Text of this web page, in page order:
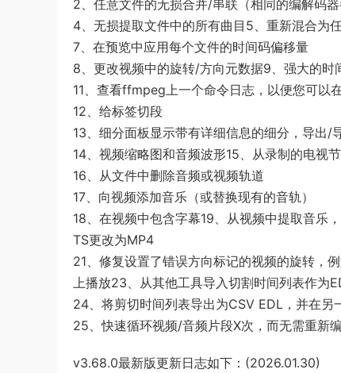
2、任意文件的无损合并/串联（相同的编解码
4、无损提取文件中的所有曲目5、重新混合为
7、在预览中应用每个文件的时间码偏移量
8、更改视频中的旋转/方向元数据9、强大的
11、查看ffmpeg上一个命令日志，以便您可以
12、给标签切段
13、细分面板显示带有详细信息的细分，导出/
14、视频缩略图和音频波形15、从录制的电视
16、从文件中删除音频或视频轨道
17、向视频添加音乐（或替换现有的音轨）
18、在视频中包含字幕19、从视频中提取音乐
TS更改为MP4
21、修复设置了错误方向标记的视频的旋转，
上播放23、从其他工具导入切割时间列表作为
24、将剪切时间列表导出为CSV EDL，并在另
25、快速循环视频/音频片段X次，而无需重新
v3.68.0最新版更新日志如下：(2026.01.30)